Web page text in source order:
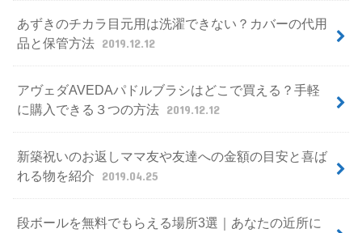
あずきのチカラ目元用は洗濯できない？カバーの代用
品と保管方法 2019.12.12
アヴェダAVEDAパドルブラシはどこで買える？手軽
に購入できる３つの方法 2019.12.12
新築祝いのお返しママ友や友達への金額の目安と喜ば
れる物を紹介
2019.04.25
段ボールを無料でもらえる場所3選｜あなたの近所に